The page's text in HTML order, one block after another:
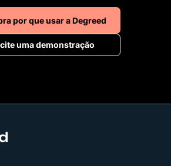
por que usar a Degreed
uma demonstração